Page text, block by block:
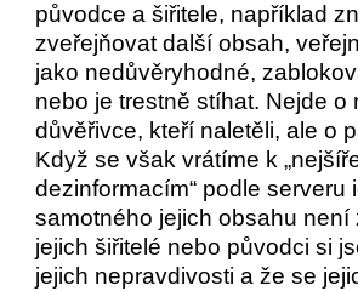
původce a šiřitele, například
zveřejňovat další obsah,
jako nedůvěryhodné,
nebo je trestně stíhat. Nejde o
důvěřivce, kteří naletěli, ale o
Když se však vrátíme k
dezinformacím“ podle serveru
samotného jejich obsahu není
jejich šiřitelé nebo původci si
jejich nepravdivosti a že se